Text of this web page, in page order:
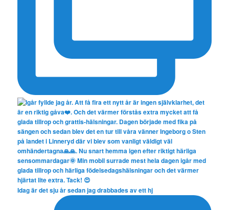
Idag är det sju år sedan jag drabbades av ett hj